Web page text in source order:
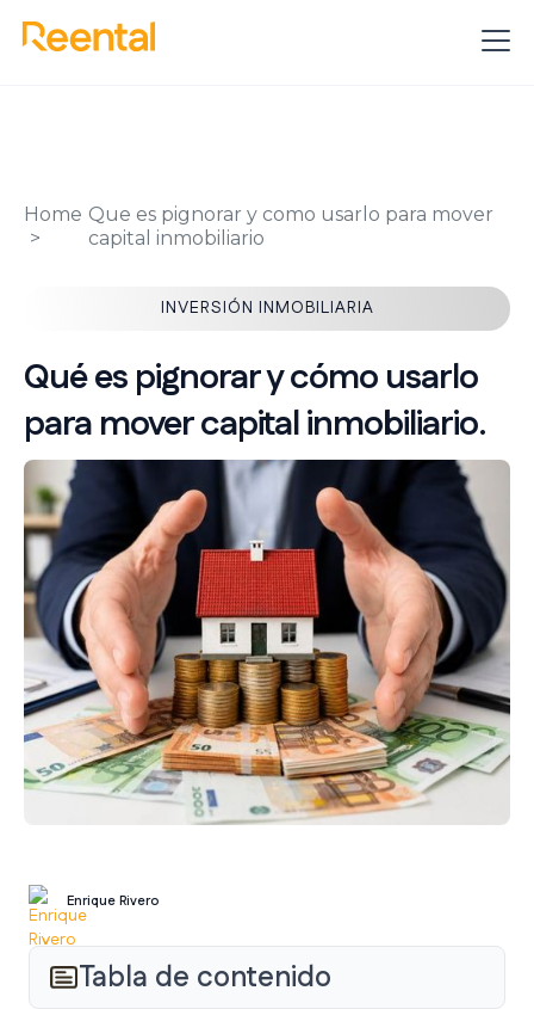
Home Que es pignorar y como usarlo para mover
capital inmobiliario
INVERSIÓN INMOBILIARIA
Qué es pignorar y cómo usarlo
para mover capital inmobiliario.
Enrique Rivero
Tabla de contenido